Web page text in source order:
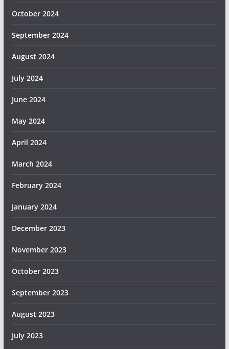
October 2024
September 2024
August 2024
July 2024
June 2024
May 2024
April 2024
March 2024
February 2024
January 2024
December 2023
November 2023
October 2023
September 2023
August 2023
July 2023